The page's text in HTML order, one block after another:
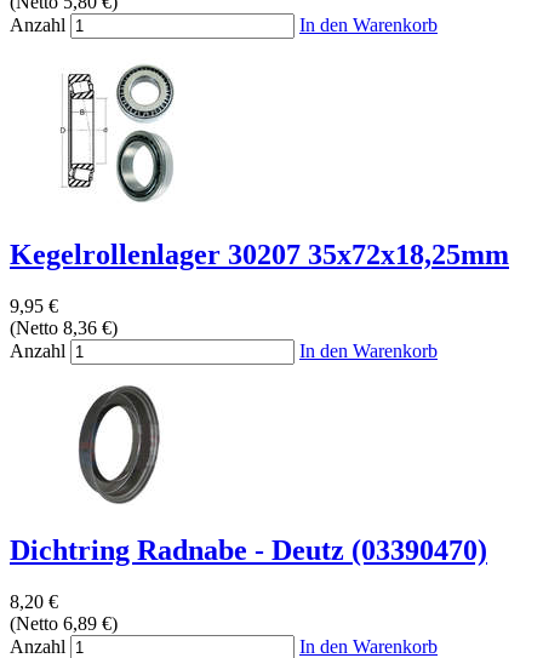
Anzahl
In den Warenkorb
Kegelrollenlager 30207 35x72x18,25mm
9,95 €
(Netto 8,36 €)
Anzahl
In den Warenkorb
Dichtring Radnabe - Deutz (03390470)
8,20 €
(Netto 6,89 €)
Anzahl
In den Warenkorb